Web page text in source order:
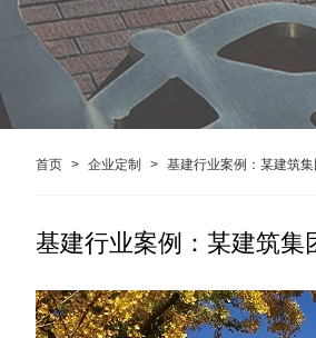
首页 > 企业定制 > 基建行业案例：某建筑
基建行业案例：某建筑集